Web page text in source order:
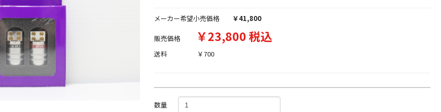
メーカー希望小売価格 ￥41,800
販売価格 ￥23,800 税込
送料 ￥700
数量